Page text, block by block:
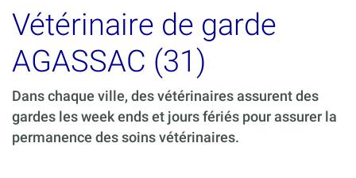
Vétérinaire de garde
AGASSAC (31)
Dans chaque ville, des vétérinaires assurent des
gardes les week ends et jours fériés pour assurer la
permanence des soins vétérinaires.